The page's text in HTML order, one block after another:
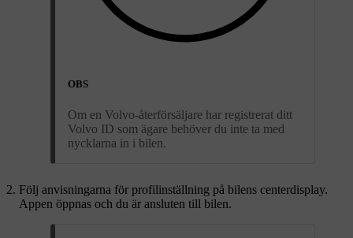
OBS
Om en Volvo-återförsäljare har registrerat ditt
Volvo ID som ägare behöver du inte ta med
nycklarna in i bilen.
Följ anvisningarna för profilinställning på bilens centerdisplay.
Appen öppnas och du är ansluten till bilen.